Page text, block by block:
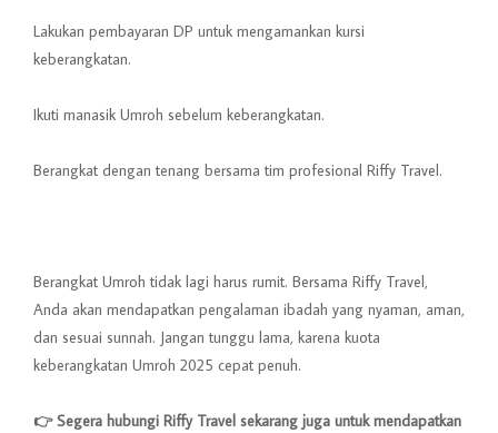
Lakukan pembayaran DP untuk mengamankan kursi
keberangkatan.
Ikuti manasik Umroh sebelum keberangkatan.
Berangkat dengan tenang bersama tim profesional Riffy Travel.
Berangkat Umroh tidak lagi harus rumit. Bersama Riffy Travel,
Anda akan mendapatkan pengalaman ibadah yang nyaman, aman,
dan sesuai sunnah. Jangan tunggu lama, karena kuota
keberangkatan Umroh 2025 cepat penuh.
👉 Segera hubungi Riffy Travel sekarang juga untuk mendapatkan